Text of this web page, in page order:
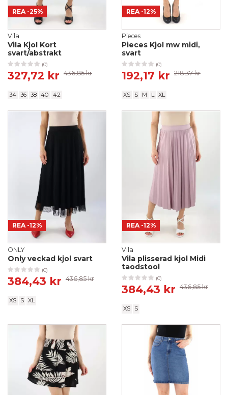
REA -25%
Vila
Vila Kjol Kort
svart/abstrakt
(0)
327,72 kr 436,85 kr
34 36 38 40 42
REA -12%
Pieces
Pieces Kjol mw midi,
svart
(0)
192,17 kr 218,37 kr
XS S M L XL
REA -12%
ONLY
Only veckad kjol svart
(0)
384,43 kr 436,85 kr
XS S XL
REA -12%
Vila
Vila plisserad kjol Midi
taodstool
(0)
384,43 kr 436,85 kr
XS S